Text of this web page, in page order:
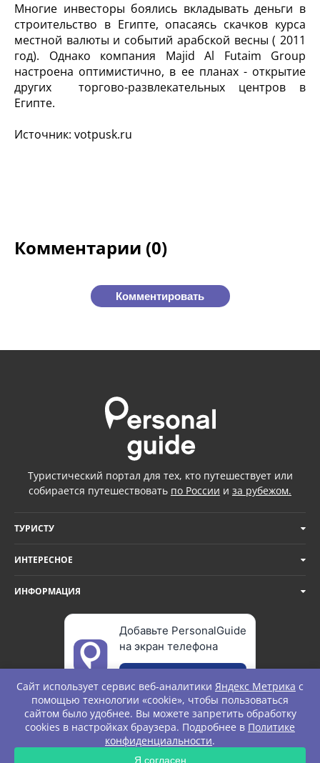
Многие инвесторы боялись вкладывать деньги в
строительство в Египте, опасаясь скачков курса
местной валюты и событий арабской весны ( 2011
год). Однако компания Majid Al Futaim Group
настроена оптимистично, в ее планах - открытие
других торгово-развлекательных центров в
Египте.
Источник: votpusk.ru
Комментарии (0)
Комментировать
Туристический портал для тех, кто путешествует или
собирается путешествовать по России и за рубежом.
ТУРИСТУ
ИНТЕРЕСНОЕ
ИНФОРМАЦИЯ
Добавьте PersonalGuide
на экран телефона
© Personal Guide. All rights Reserved.
Сайт использует сервис веб-аналитики Яндекс Метрика с
помощью технологии «cookie», чтобы пользоваться
сайтом было удобнее. Вы можете запретить обработку
cookies в настройках браузера. Подробнее в Политике
конфиденциальности.
Я согласен